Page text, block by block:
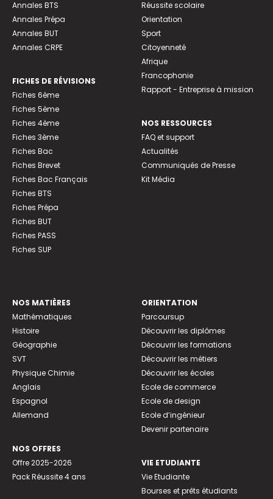
Annales BTS
Annales Prépa
Annales BUT
Annales CRPE
FICHES DE RÉVISIONS
Fiches 6ème
Fiches 5ème
Fiches 4ème
Fiches 3ème
Fiches Bac
Fiches Brevet
Fiches Bac Français
Fiches BTS
Fiches Prépa
Fiches BUT
Fiches PASS
Fiches SUP
Réussite scolaire
Orientation
Sport
Citoyenneté
Afrique
Francophonie
Rapport - Entreprise à mission
NOS RESSOURCES
FAQ et support
Actualités
Communiqués de Presse
Kit Média
NOS MATIÈRES
Mathématiques
Histoire
Géographie
SVT
Physique Chimie
Anglais
Espagnol
Allemand
NOS OFFRES
Offre 2025-2026
Pack Réussite 4 ans
ORIENTATION
Parcoursup
Découvrir les diplômes
Découvrir les formations
Découvrir les métiers
Découvrir les écoles
Ecole de commerce
Ecole de design
Ecole d’ingénieur
Devenir partenaire
VIE ETUDIANTE
Vie Etudiante
Bourses et prêts étudiants